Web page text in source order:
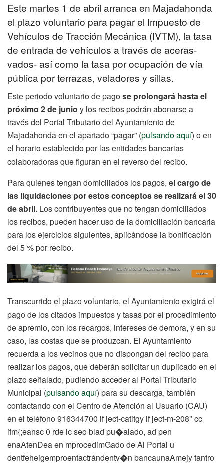
Este martes 1 de abril arranca en Majadahonda
el plazo voluntario para pagar el Impuesto de
Vehículos de Tracción Mecánica (IVTM), la tasa
de entrada de vehículos a través de aceras-
vados- así como la tasa por ocupación de vía
pública por terrazas, veladores y sillas.
Este periodo voluntario de pagose prolongará hasta el
próximo 2 de junio y los recibos podrán abonarse a
través del Portal Tributario del Ayuntamiento de
Majadahonda en el apartado “pagar” (pulsando aquí) o en
el horario establecido por las entidades bancarias
colaboradoras que figuran en el reverso del recibo.
Para quienes tengan domiciliados los pagos, el cargo de
las liquidaciones por estos conceptos se realizará el 30
de abril. Los contribuyentes que no tengan domiciliados
los recibos, pueden hacer uso de la domiciliación bancaria
para los ejercicios siguientes, aplicándose la bonificación
del 5 % por recibo.
Transcurrido el plazo voluntario, el Ayuntamiento exigirá el
pago de los citados impuestos y tasas por el procedimiento
de apremio, con los recargos, intereses de demora, y en su
caso, las costas que se produzcan. El Ayuntamiento
recuerda a los vecinos que no dispongan del recibo para
realizar los pagos, que deberán solicitar un duplicado en el
plazo señalado, pudiendo acceder al Portal Tributario
Municipal (pulsando aquí) para su descarga, también
contactando con el Centro de Atención al Usuario (CAU)
en el teléfono 916344700 if ject-catitgy if ject-m-208" cc
ifm{;eansc 0 rde ic seo blad pu�alado, ad pen
enaAtenDea en mprocedimGado de Al Portal u
dentfeheigemproentactrándentv�n bancaunaAmejy tantro